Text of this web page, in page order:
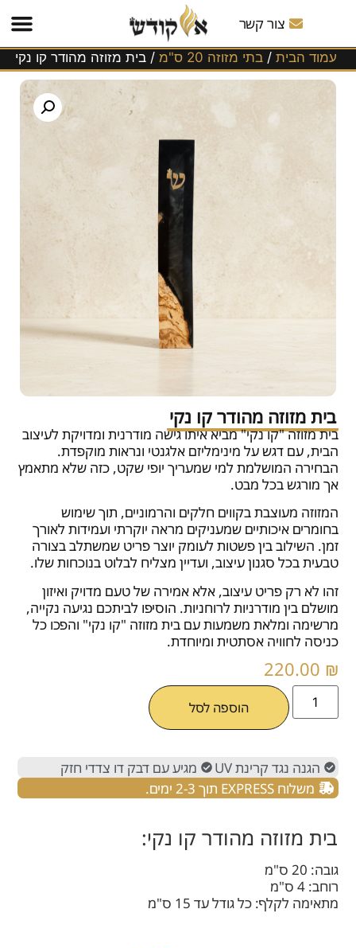
צור קשר
עמוד הבית / בתי מזוזה 20 ס"מ / בית מזוזה מהודר קו נקי
בית מזוזה מהודר קו נקי
בית מזוזה "קו נקי" מביא איתו גישה מודרנית ומדויקת לעיצוב
הבית, עם דגש על מינימליזם אלגנטי ונראות מוקפדת.
הבחירה המושלמת למי שמעריך יופי שקט, כזה שלא מתאמץ
אך מורגש בכל מבט.
המזוזה מעוצבת בקווים חלקים והרמוניים, תוך שימוש
בחומרים איכותיים שמעניקים מראה יוקרתי ועמידות לאורך
זמן. השילוב בין פשטות לעומק יוצר פריט שמשתלב בצורה
טבעית בכל סגנון עיצוב, ועדיין מצליח לבלוט בנוכחות שלו.
זהו לא רק פריט עיצוב, אלא אמירה של טעם מדויק ואיזון
מושלם בין מודרניות לרוחניות. הוסיפו לביתכם נגיעה נקייה,
מרשימה ומלאת משמעות עם בית מזוזה "קו נקי" והפכו כל
כניסה לחוויה אסתטית ומיוחדת.
220.00 ₪
הוספה לסל
הגנה נגד קרינת UV
מגיע עם דבק דו צדדי חזק
משלוח EXPRESS תוך 2-3 ימים.
בית מזוזה מהודר קו נקי:
גובה: 20 ס"מ
רוחב: 4 ס"מ
מתאימה לקלף: כל גודל עד 15 ס"מ